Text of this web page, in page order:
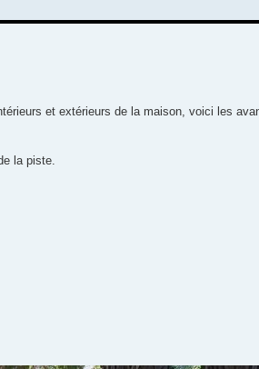
et extérieurs de la maison, voici les
la piste.